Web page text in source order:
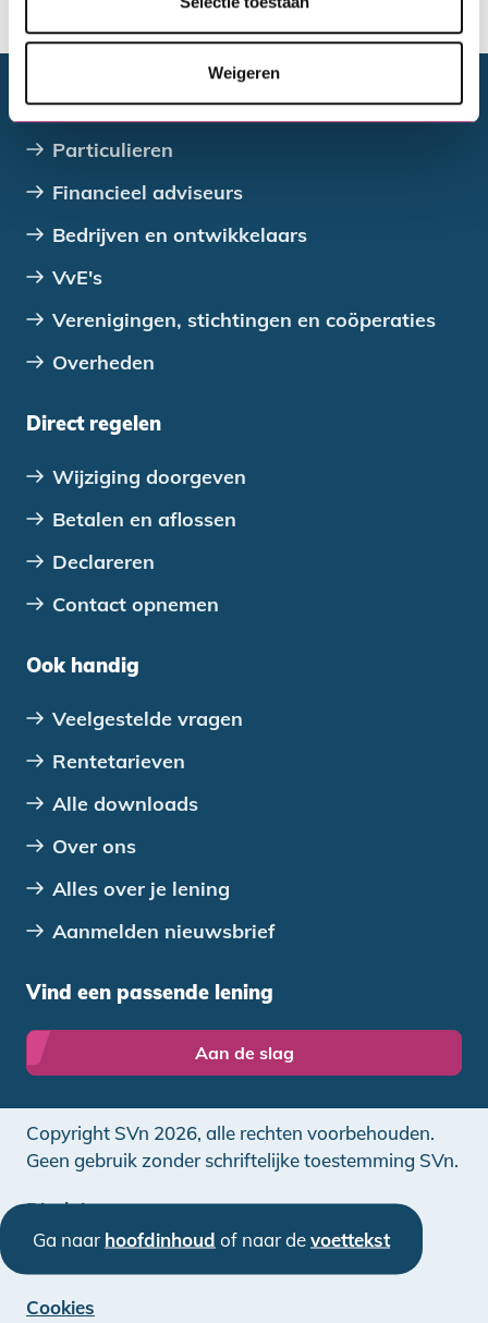
Weigeren
De toewijzing van de gemeente
Doelgroepen
Particulieren
Financieel adviseurs
Bedrijven en ontwikkelaars
VvE's
Verenigingen, stichtingen en coöperaties
Overheden
Direct regelen
Wijziging doorgeven
Betalen en aflossen
Declareren
Contact opnemen
Ook handig
Veelgestelde vragen
Rentetarieven
Alle downloads
Over ons
Alles over je lening
Aanmelden nieuwsbrief
Vind een passende lening
Aan de slag
Copyright SVn 2026, alle rechten voorbehouden.
Geen gebruik zonder schriftelijke toestemming SVn.
Disclaimer
Cookies
Ga naar hoofdinhoud of naar devoettekst